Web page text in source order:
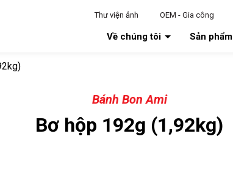
Thư viện ảnh OEM - Gia công
Về chúng tôi Sản phẩm
Bánh Bon Ami
Bơ hộp 192g (1,92kg)